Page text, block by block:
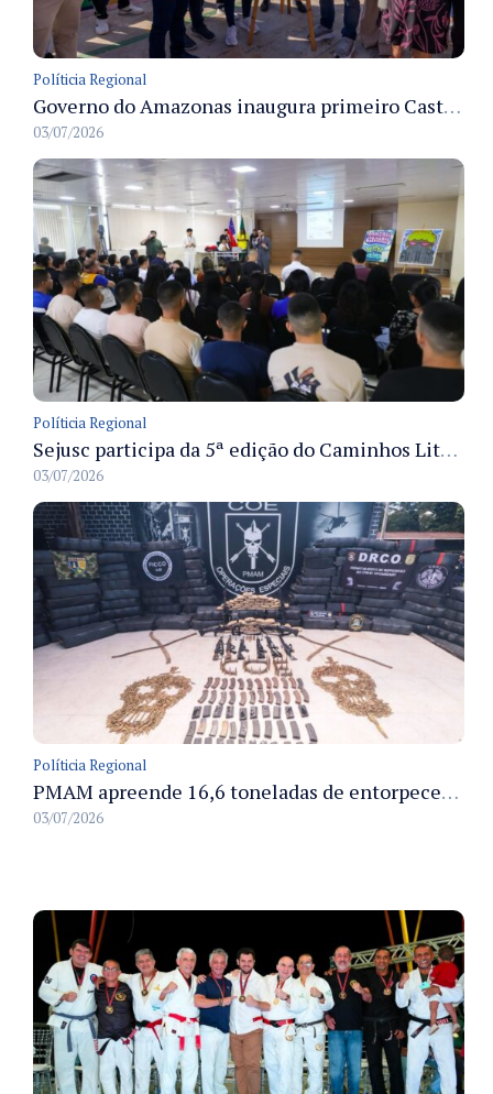
Políticia Regional
Governo do Amazonas inaugura primeiro Castramóvel Fluvial para atendimento veterinário às comunidades ribeirinhas e castração gratuita
03/07/2026
Políticia Regional
Sejusc participa da 5ª edição do Caminhos Literários com foco na cultura hip-hop nas unidades socioeducativas
03/07/2026
Políticia Regional
PMAM apreende 16,6 toneladas de entorpecentes e registra aumento nas prisões em flagrante e nas capturas de foragidos no primeiro semestre de 2026
03/07/2026